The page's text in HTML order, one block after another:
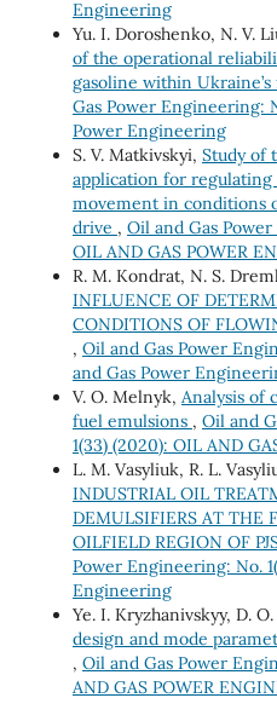
Engineering
Yu. I. Doroshenko, N. V.
of the operational
gasoline within
Gas Power Engineering:
Power Engineering
S. V. Matkivskyi, Study of
application for
movement in conditions
drive , Oil and Gas
OIL AND GAS POWER
R. M. Kondrat, N. S.
INFLUENCE OF
CONDITIONS OF
, Oil and Gas Power
and Gas Power
V. O. Melnyk, Analysis of
fuel emulsions , Oil and
1(33) (2020): OIL AND
L. M. Vasyliuk, R. L.
INDUSTRIAL OIL
DEMULSIFIERS AT THE
OILFIELD REGION OF
Power Engineering: No.
Engineering
Ye. I. Kryzhanivskyy, D.
design and mode
, Oil and Gas Power
AND GAS POWER